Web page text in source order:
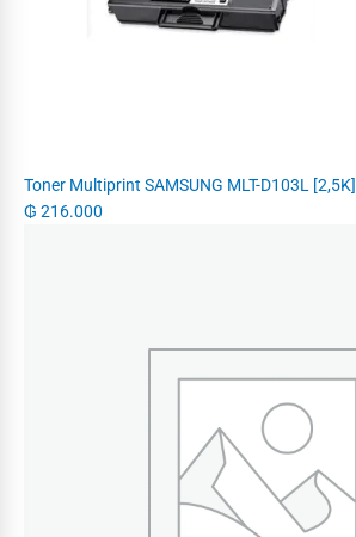
Toner Multiprint SAMSUNG MLT-D103L [2,5K]
₲ 216.000